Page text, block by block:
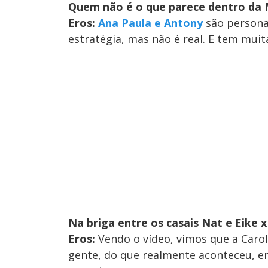
Quem não é o que parece dentro da
Eros: Ana Paula e Antonysão
estratégia, mas não é real. E tem
Na briga entre os casais Nat e Eike
Eros: Vendo o vídeo, vimos que a
gente, do que realmente aconteceu,